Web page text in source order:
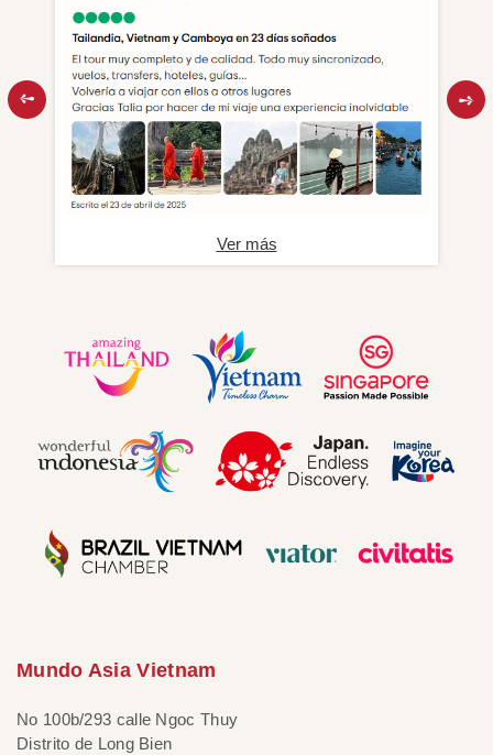
Ver más
Mundo Asia Vietnam
No 100b/293 calle Ngoc Thuy
Distrito de Long Bien